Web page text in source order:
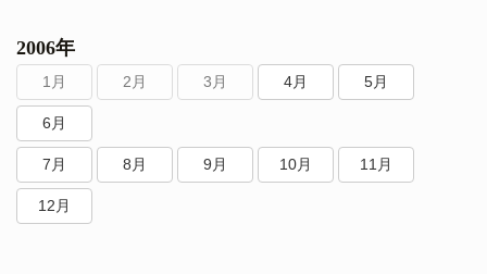
2006年
1月 2月 3月 4月 5月
6月
7月 8月 9月 10月 11月
12月